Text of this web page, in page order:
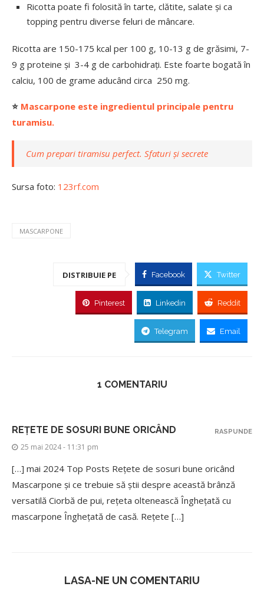
Ricotta poate fi folosită în tarte, clătite, salate și ca
topping pentru diverse feluri de mâncare.
Ricotta are 150-175 kcal per 100 g, 10-13 g de grăsimi, 7-
9 g proteine și 3-4 g de carbohidrați. Este foarte bogată în
calciu, 100 de grame aducând circa 250 mg.
⭐ Mascarpone este ingredientul principale pentru
turamisu.
Cum prepari tiramisu perfect. Sfaturi și secrete
Sursa foto: 123rf.com
MASCARPONE
DISTRIBUIE PE Facebook Twitter
Pinterest Linkedin Reddit
Telegram Email
1 COMENTARIU
REȚETE DE SOSURI BUNE ORICÂND
25 mai 2024 - 11:31 pm
[…] mai 2024 Top Posts Rețete de sosuri bune oricând
Mascarpone și ce trebuie să știi despre această brânză
versatilă Ciorbă de pui, rețeta oltenească Înghețată cu
mascarpone Înghețată de casă. Rețete […]
RASPUNDE
LASA-NE UN COMENTARIU